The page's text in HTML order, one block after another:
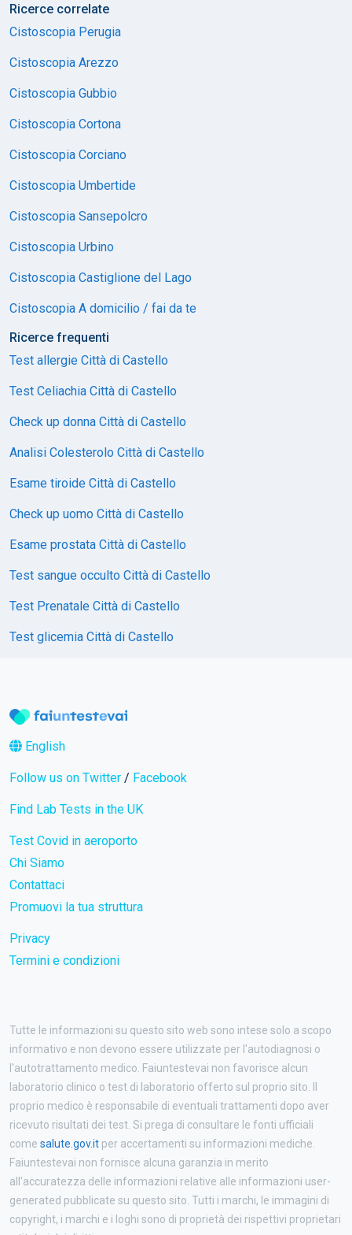
Ricerce correlate
Cistoscopia Perugia
Cistoscopia Arezzo
Cistoscopia Gubbio
Cistoscopia Cortona
Cistoscopia Corciano
Cistoscopia Umbertide
Cistoscopia Sansepolcro
Cistoscopia Urbino
Cistoscopia Castiglione del Lago
Cistoscopia A domicilio / fai da te
Ricerce frequenti
Test allergie Città di Castello
Test Celiachia Città di Castello
Check up donna Città di Castello
Analisi Colesterolo Città di Castello
Esame tiroide Città di Castello
Check up uomo Città di Castello
Esame prostata Città di Castello
Test sangue occulto Città di Castello
Test Prenatale Città di Castello
Test glicemia Città di Castello
English
Follow us on Twitter / Facebook
Find Lab Tests in the UK
Test Covid in aeroporto
Chi Siamo
Contattaci
Promuovi la tua struttura
Privacy
Termini e condizioni
Tutte le informazioni su questo sito web sono intese solo a scopo
informativo e non devono essere utilizzate per l'autodiagnosi o
l'autotrattamento medico. Faiuntestevai non favorisce alcun
laboratorio clinico o test di laboratorio offerto sul proprio sito. Il
proprio medico è responsabile di eventuali trattamenti dopo aver
ricevuto risultati dei test. Si prega di consultare le fonti ufficiali
come salute.gov.it per accertamenti su informazioni mediche.
Faiuntestevai non fornisce alcuna garanzia in merito
all'accuratezza delle informazioni relative alle informazioni user-
generated pubblicate su questo sito. Tutti i marchi, le immagini di
copyright, i marchi e i loghi sono di proprietà dei rispettivi proprietari